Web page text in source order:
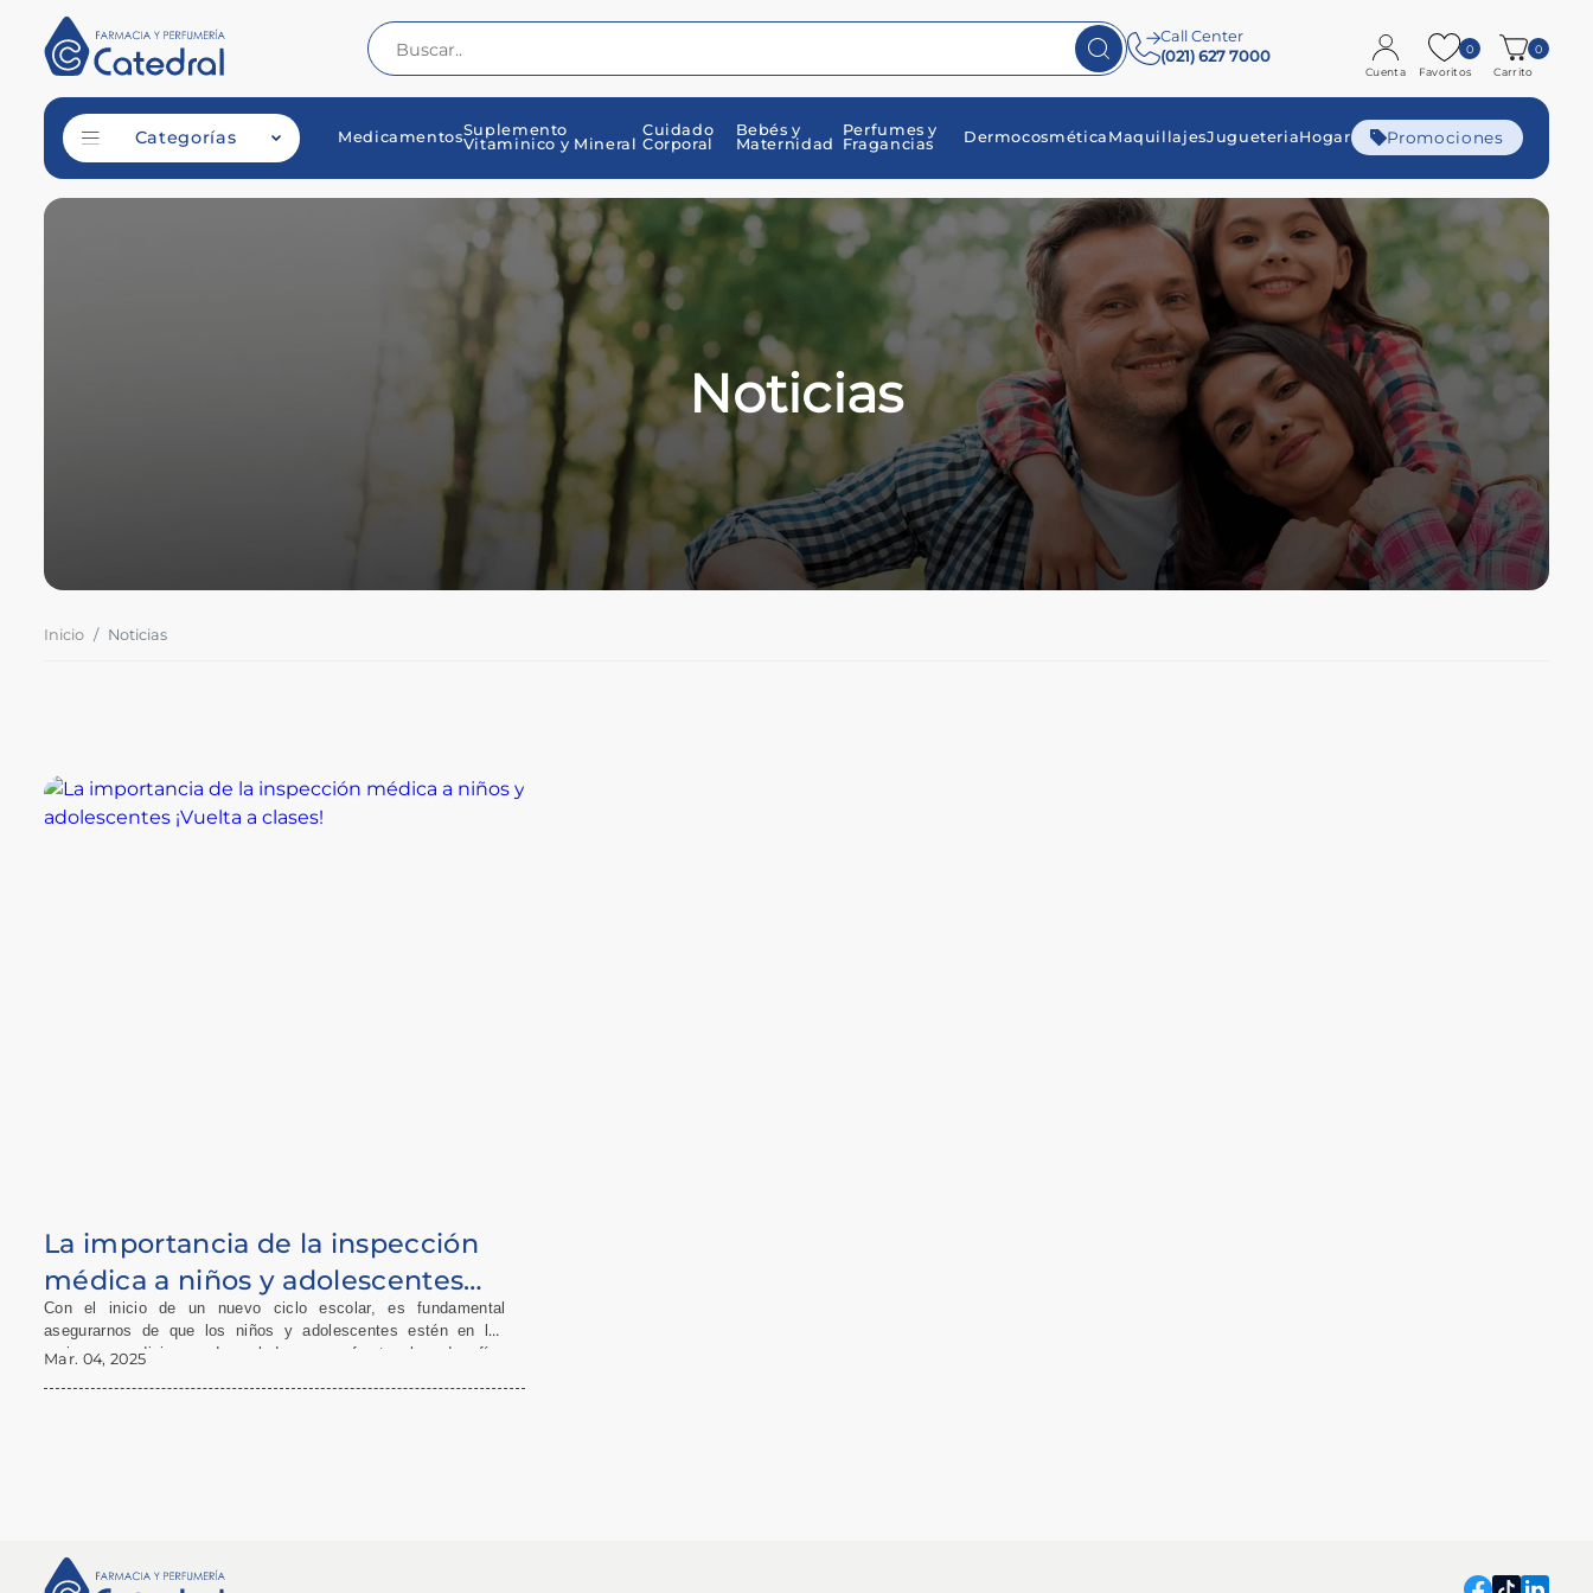
Call Center
(021) 627 7000
Cuenta Favoritos
0
Carrito
0
Categorías MedicamentosSuplemento
Vitaminico y Mineral
Cuidado
Corporal
Bebés y
Maternidad
Perfumes y
Fragancias
Dermocosmética MaquillajesJugueteriaHogar Promociones
Noticias
Inicio Noticias
La importancia de la inspección
médica a niños y adolescentes
¡Vuelta a clases!
Con el inicio de un nuevo ciclo escolar, es fundamental
asegurarnos de que los niños y adolescentes estén en las
mejores condiciones de salud para enfrentar los desafíos
Mar. 04, 2025